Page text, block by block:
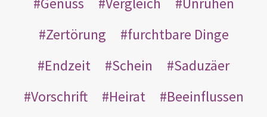
Zertörung
furchtbare Dinge
Endzeit
Schein
Saduzäer
Vorschrift
Heirat
Beeinflussen